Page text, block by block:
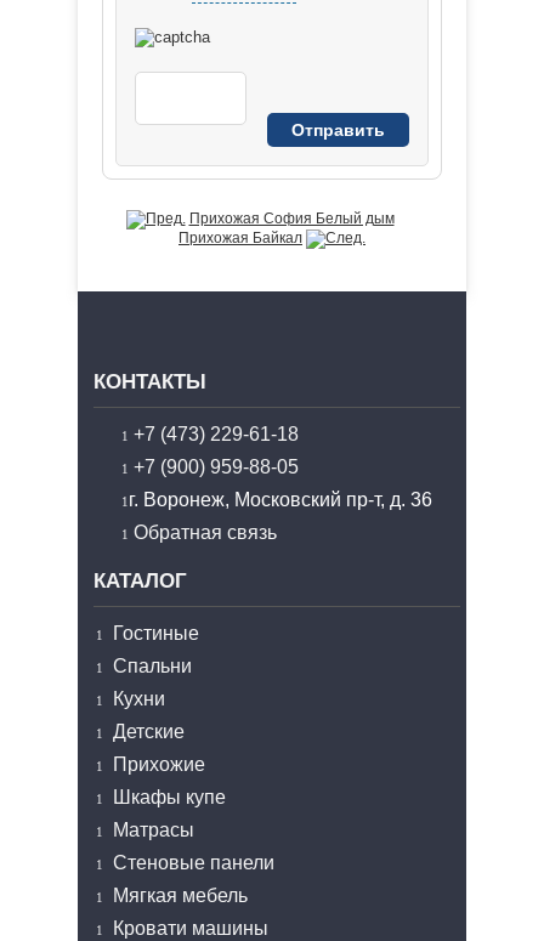
Прихожая София Белый дым
Прихожая Байкал
КОНТАКТЫ
+7 (473) 229-61-18
+7 (900) 959-88-05
г. Воронеж, Московский пр-т, д. 36
Обратная связь
КАТАЛОГ
Гостиные
Спальни
Кухни
Детские
Прихожие
Шкафы купе
Матрасы
Стеновые панели
Мягкая мебель
Кровати машины